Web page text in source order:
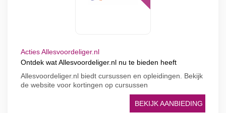
Acties Allesvoordeliger.nl
Ontdek wat Allesvoordeliger.nl nu te bieden heeft
Allesvoordeliger.nl biedt cursussen en opleidingen. Bekijk
de website voor kortingen op cursussen
BEKIJK AANBIEDING